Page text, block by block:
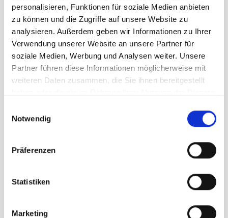
personalisieren, Funktionen für soziale Medien anbieten
zu können und die Zugriffe auf unsere Website zu
analysieren. Außerdem geben wir Informationen zu Ihrer
Verwendung unserer Website an unsere Partner für
soziale Medien, Werbung und Analysen weiter. Unsere
Partner führen diese Informationen möglicherweise mit
weiteren Daten zusammen, die Sie ihnen bereitgestellt
Notwendig
Präferenzen
Statistiken
Marketing
Ortovox Pelmo Shorts Herren dark